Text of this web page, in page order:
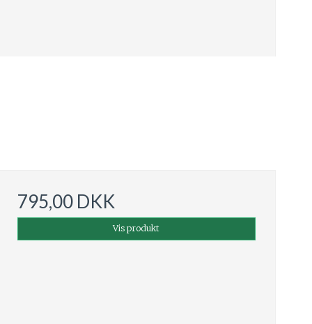
795,00 DKK
Vis produkt